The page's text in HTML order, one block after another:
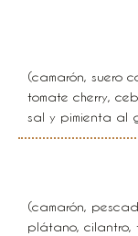
(camarón, suero
tomate cherry,
sal y pimienta al
(camarón,
plátano, cilantro,